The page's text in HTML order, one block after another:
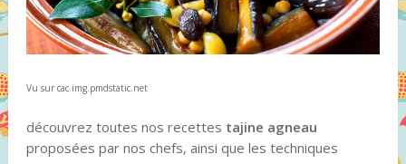
Vu sur cac.img.pmdstatic.net
découvrez toutes nos recettes tajine agneau
proposées par nos chefs, ainsi que les techniques